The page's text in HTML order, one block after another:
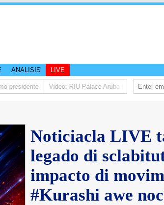
ANALISIS LIVE
Video: RIU Palace Aruba ta eleva turismo
Noticiacla LIVE
legado di
impacto di
#Kurashi awe